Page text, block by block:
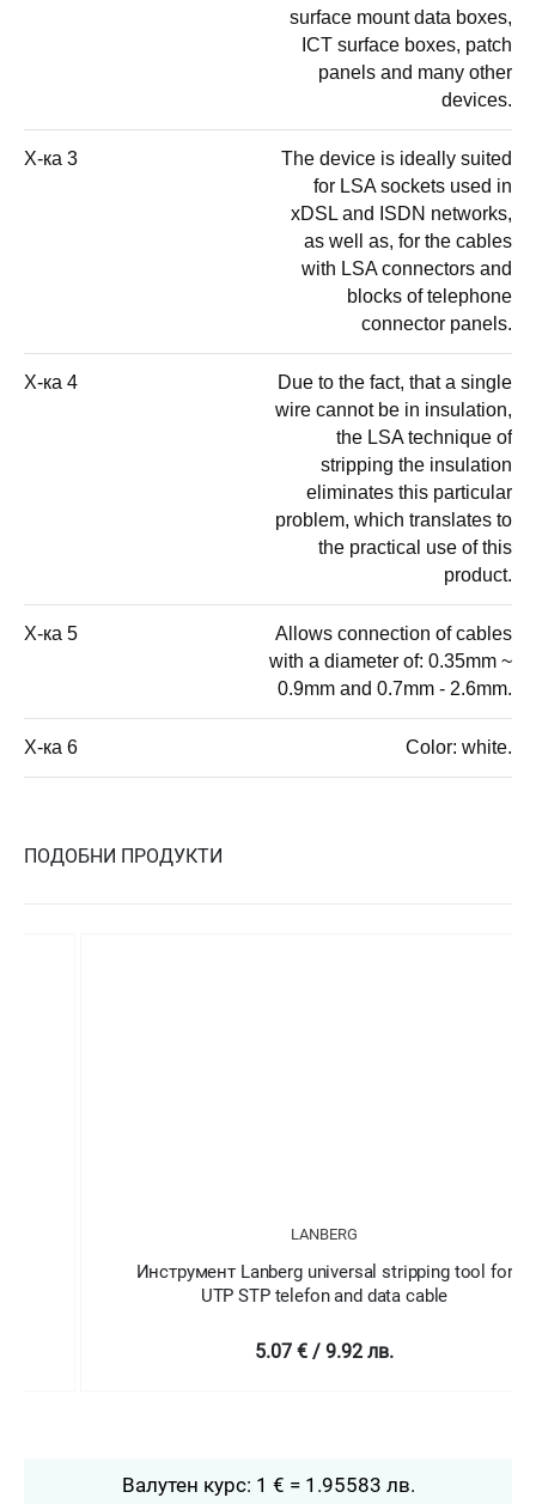
surface mount data boxes,
ICT surface boxes, patch
panels and many other
devices.
Х-ка 3
The device is ideally suited
for LSA sockets used in
xDSL and ISDN networks,
as well as, for the cables
with LSA connectors and
blocks of telephone
connector panels.
Х-ка 4
Due to the fact, that a single
wire cannot be in insulation,
the LSA technique of
stripping the insulation
eliminates this particular
problem, which translates to
the practical use of this
product.
Х-ка 5
Allows connection of cables
with a diameter of: 0.35mm ~
0.9mm and 0.7mm - 2.6mm.
Х-ка 6 Color: white.
ПОДОБНИ ПРОДУКТИ
LANBERG
Инструмент Lanberg universal stripping tool for
UTP STP telefon and data cable
5.07 € / 9.92 лв.
Валутен курс: 1 € = 1.95583 лв.